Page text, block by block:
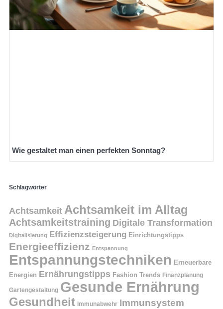
Wie gestaltet man einen perfekten Sonntag?
Schlagwörter
Achtsamkeit Achtsamkeit im Alltag
Achtsamkeitstraining Digitale Transformation
Digitalisierung Effizienzsteigerung Einrichtungstipps
Energieeffizienz Entspannung
Entspannungstechniken Erneuerbare
Energien Ernährungstipps Fashion Trends Finanzplanung
Gartengestaltung Gesunde Ernährung
Gesundheit Immunabwehr Immunsystem